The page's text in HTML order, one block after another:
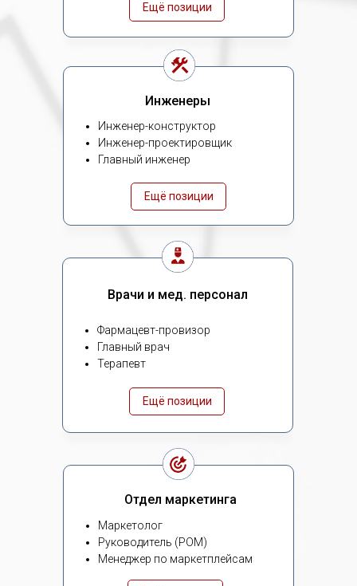
Ещё позиции
Инженеры
Инженер-конструктор
Инженер-проектировщик
Главный инженер
Ещё позиции
Врачи и мед. персонал
Фармацевт-провизор
Главный врач
Терапевт
Ещё позиции
Отдел маркетинга
Маркетолог
Руководитель (РОМ)
Менеджер по маркетплейсам